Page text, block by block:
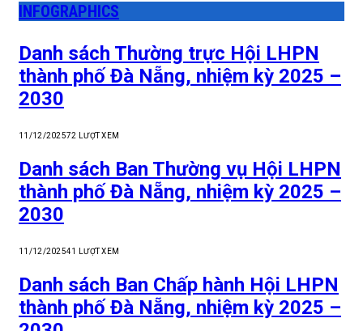
INFOGRAPHICS
Danh sách Thường trực Hội LHPN
thành phố Đà Nẵng, nhiệm kỳ 2025 –
2030
11/12/202572 LƯỢT XEM
Danh sách Ban Thường vụ Hội LHPN
thành phố Đà Nẵng, nhiệm kỳ 2025 –
2030
11/12/202541 LƯỢT XEM
Danh sách Ban Chấp hành Hội LHPN
thành phố Đà Nẵng, nhiệm kỳ 2025 –